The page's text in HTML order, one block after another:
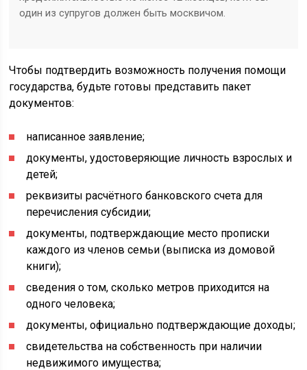
один из супругов должен быть москвичом.
Чтобы подтвердить возможность получения помощи
государства, будьте готовы представить пакет
документов:
написанное заявление;
документы, удостоверяющие личность взрослых и
детей;
реквизиты расчётного банковского счета для
перечисления субсидии;
документы, подтверждающие место прописки
каждого из членов семьи (выписка из домовой
книги);
сведения о том, сколько метров приходится на
одного человека;
документы, официально подтверждающие доходы;
свидетельства на собственность при наличии
недвижимого имущества;